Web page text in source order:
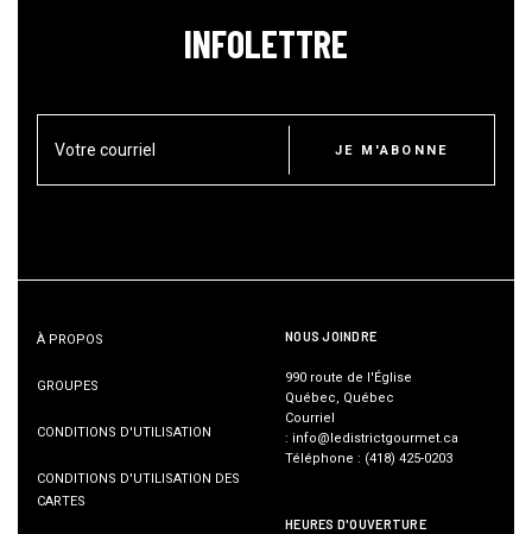
INFOLETTRE
Votre courriel JE M'ABONNE
À PROPOS
GROUPES
CONDITIONS D'UTILISATION
CONDITIONS D'UTILISATION DES
CARTES
NOUS JOINDRE
990 route de l'Église
Québec, Québec
Courriel
: info@ledistrictgourmet.ca
Téléphone : (418) 425-0203
HEURES D'OUVERTURE